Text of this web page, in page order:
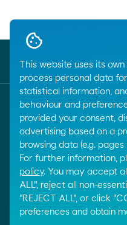
This website uses its
process personal data
statistical information,
behaviour and
provided your consent,
advertising based on a
browsing data (e.g.
For further information,
policy. You may accept
ALL", reject all non-
"REJECT ALL", or click
preferences and obtain
Breadcrumbs
ПРОДУКТЫ И УСЛУГИ
Vozmescheniye Nalogov
Customer service
call+34 917288801
emailContactar por email